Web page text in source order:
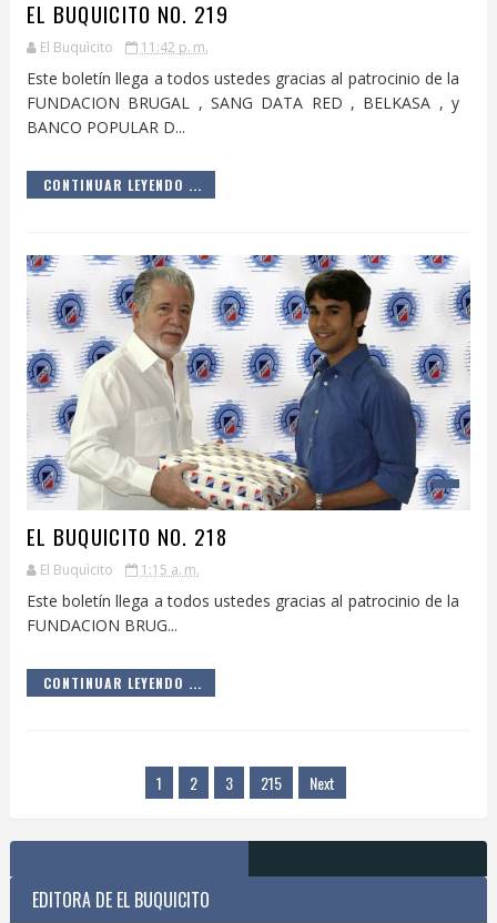
EL BUQUICITO NO. 219
El Buquìcito 11:42 p. m.
Este boletín llega a todos ustedes gracias al patrocinio de la
FUNDACION BRUGAL , SANG DATA RED , BELKASA , y
BANCO POPULAR D...
CONTINUAR LEYENDO ...
EL BUQUICITO NO. 218
El Buquìcito 1:15 a. m.
Este boletín llega a todos ustedes gracias al patrocinio de la
FUNDACION BRUG...
CONTINUAR LEYENDO ...
1 2 3 215 Next
EDITORA DE EL BUQUICITO